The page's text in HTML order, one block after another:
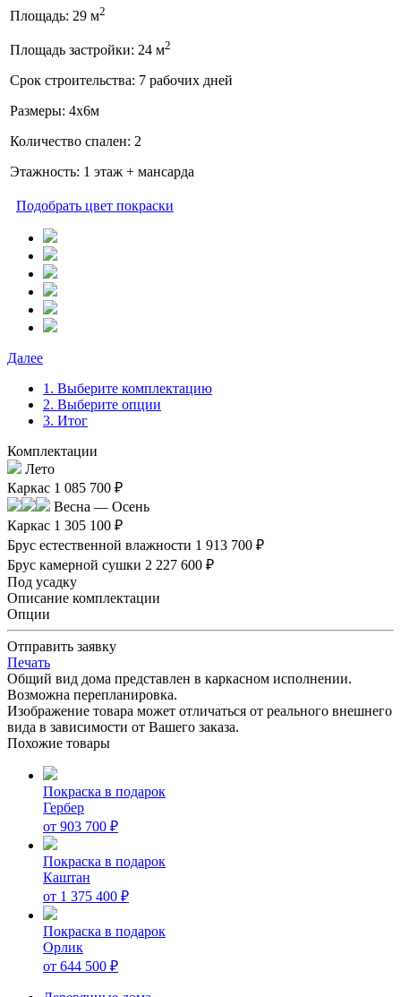
Площадь: 29 м2
Площадь застройки: 24 м2
Срок строительства: 7 рабочих дней
Размеры: 4x6м
Количество спален: 2
Этажность: 1 этаж + мансарда
Подобрать цвет покраски
Далее
1. Выберите комплектацию
2. Выберите опции
3. Итог
Комплектации
Лето
Каркас 1 085 700 ₽
Весна — Осень
Каркас 1 305 100 ₽
Брус естественной влажности 1 913 700 ₽
Брус камерной сушки 2 227 600 ₽
Под усадку
Описание комплектации
Опции
Отправить заявку
Печать
Общий вид дома представлен в каркасном исполнении.
Возможна перепланировка.
Изображение товара может отличаться от реального внешнего
вида в зависимости от Вашего заказа.
Похожие товары
Покраска в подарок
Гербер
от 903 700 ₽
Покраска в подарок
Каштан
от 1 375 400 ₽
Покраска в подарок
Орлик
от 644 500 ₽